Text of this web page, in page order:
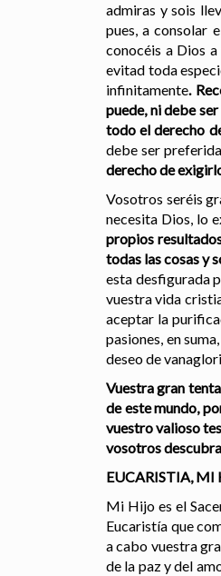
admiras y sois
pues, a consolar
conocéis a Dios
evitad toda
infinitamente.
puede, ni debe
todo el derecho
debe ser
derecho de
Vosotros seréis
necesita Dios, lo
propios
todas las cosas y
esta desfigurada
vuestra vida
aceptar la
pasiones, en
deseo de
Vuestra gran
de este mundo,
vuestro valioso
vosotros
EUCARISTIA, MI
Mi Hijo es el
Eucaristía que
a cabo vuestra
de la paz y del